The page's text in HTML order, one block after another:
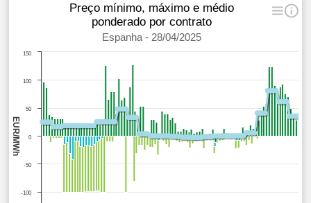
EUR/MWh
Preço mínimo, máximo e médio
ponderado por contrato
Espanha - 28/04/2025
-100
-50
0
50
100
150